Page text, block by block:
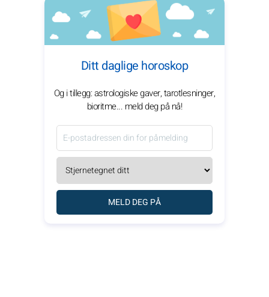
Ditt daglige horoskop
Og i tillegg: astrologiske gaver, tarotlesninger,
bioritme... meld deg på nå!
MELD DEG PÅ